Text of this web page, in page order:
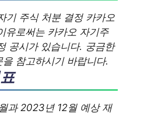
기 주식 처분 결정 카카오
유로써는 카카오 자기주
공시가 있습니다. 궁금한
참고하시기 바랍니다.
과 2023년 12월 예상 재